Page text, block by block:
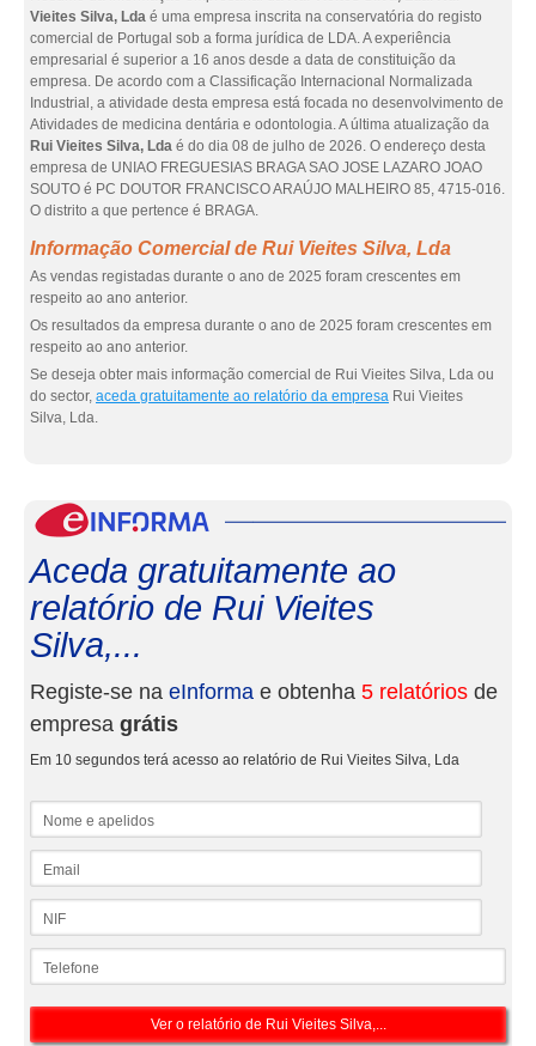
Vieites Silva, Lda é uma empresa inscrita na conservatória do registo
comercial de Portugal sob a forma jurídica de LDA. A experiência
empresarial é superior a 16 anos desde a data de constituição da
empresa. De acordo com a Classificação Internacional Normalizada
Industrial, a atividade desta empresa está focada no desenvolvimento de
Atividades de medicina dentária e odontologia. A última atualização da
Rui Vieites Silva, Lda é do dia 08 de julho de 2026. O endereço desta
empresa de UNIAO FREGUESIAS BRAGA SAO JOSE LAZARO JOAO
SOUTO é PC DOUTOR FRANCISCO ARAÚJO MALHEIRO 85, 4715-016.
O distrito a que pertence é BRAGA.
Informação Comercial de Rui Vieites Silva, Lda
As vendas registadas durante o ano de 2025 foram crescentes em
respeito ao ano anterior.
Os resultados da empresa durante o ano de 2025 foram crescentes em
respeito ao ano anterior.
Se deseja obter mais informação comercial de Rui Vieites Silva, Lda ou
do sector, aceda gratuitamente ao relatório da empresa Rui Vieites
Silva, Lda.
Aceda gratuitamente ao
relatório de Rui Vieites
Silva,...
Registe-se na eInforma e obtenha 5 relatórios de
empresa grátis
Em 10 segundos terá acesso ao relatório de Rui Vieites Silva, Lda